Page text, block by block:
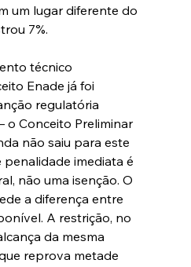
um lugar diferente do
7%.
técnico
Enade já foi
regulatória
o Conceito Preliminar
não saiu para este
penalidade imediata é
não uma isenção. O
a diferença entre
A restrição, no
da mesma
reprova metade